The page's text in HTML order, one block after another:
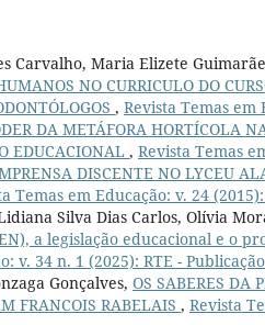
Carvalho, Maria Elizete
NO CURRICULO DO
, Revista Temas em
DA METÁFORA HORTÍCOLA
EDUCACIONAL , Revista Temas
DISCENTE NO LYCEU
Temas em Educação: v. 24
Silva Dias Carlos, Olívia
a legislação educacional e o
v. 34 n. 1 (2025): RTE -
Gonçalves, OS SABERES DA
FRANCOIS RABELAIS , Revista